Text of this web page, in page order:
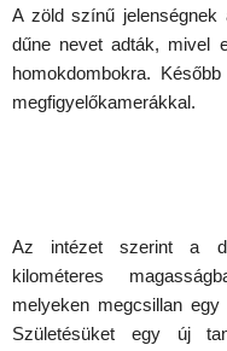
A zöld színű
dűne nevet adták, mivel
homokdombokra.
megfigyelőkamerákkal.
Az intézet szerint a
kilométeres
melyeken megcsillan
Születésüket egy új